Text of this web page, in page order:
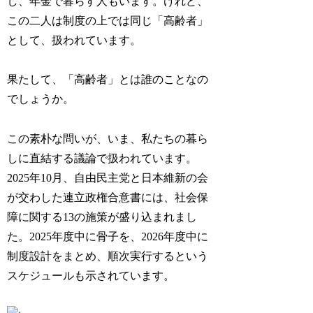
この二人は制度の上では同じ「高齢者」
として、扱われています。
果たして、「高齢者」とは誰のことなの
でしょうか。
この素朴な問いが、いま、私たちの暮ら
しに直結する議論で扱われています。
2025年10月、自由民主党と日本維新の会
が交わした連立政権合意書には、社会保
障に関する13の施策が盛り込まれまし
た。2025年度中に骨子を、2026年度中に
制度設計をまとめ、順次実行するという
スケジュールも示されています。